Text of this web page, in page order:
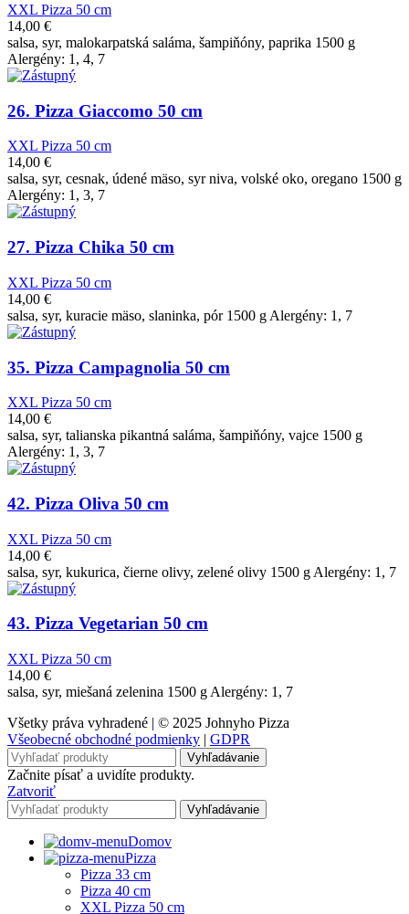
XXL Pizza 50 cm
14,00 €
salsa, syr, malokarpatská saláma, šampiňóny, paprika 1500 g
Alergény: 1, 4, 7
26. Pizza Giaccomo 50 cm
XXL Pizza 50 cm
14,00 €
salsa, syr, cesnak, údené mäso, syr niva, volské oko, oregano 1500 g
Alergény: 1, 3, 7
27. Pizza Chika 50 cm
XXL Pizza 50 cm
14,00 €
salsa, syr, kuracie mäso, slaninka, pór 1500 g Alergény: 1, 7
35. Pizza Campagnolia 50 cm
XXL Pizza 50 cm
14,00 €
salsa, syr, talianska pikantná saláma, šampiňóny, vajce 1500 g
Alergény: 1, 3, 7
42. Pizza Oliva 50 cm
XXL Pizza 50 cm
14,00 €
salsa, syr, kukurica, čierne olivy, zelené olivy 1500 g Alergény: 1, 7
43. Pizza Vegetarian 50 cm
XXL Pizza 50 cm
14,00 €
salsa, syr, miešaná zelenina 1500 g Alergény: 1, 7
Všetky práva vyhradené | © 2025 Johnyho Pizza
Všeobecné obchodné podmienky | GDPR
Vyhľadávanie
Začnite písať a uvidíte produkty.
Zatvoriť
Vyhľadávanie
Domov
Pizza
Pizza 33 cm
Pizza 40 cm
XXL Pizza 50 cm